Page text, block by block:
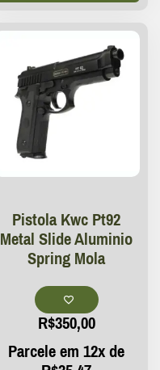
Pistola Kwc Pt92
Metal Slide Aluminio
Spring Mola
R$350,00
Parcele em 12x de